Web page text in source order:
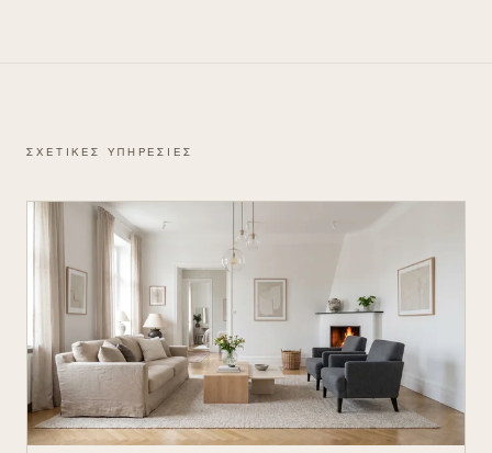
ΣΧΕΤΙΚΕΣ ΥΠΗΡΕΣΙΕΣ